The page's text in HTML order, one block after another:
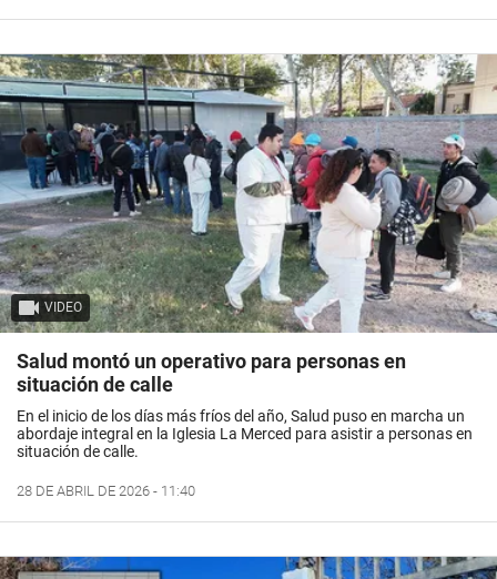
VIDEO
Salud montó un operativo para personas en
situación de calle
En el inicio de los días más fríos del año, Salud puso en marcha un
abordaje integral en la Iglesia La Merced para asistir a personas en
situación de calle.
28 DE ABRIL DE 2026 - 11:40